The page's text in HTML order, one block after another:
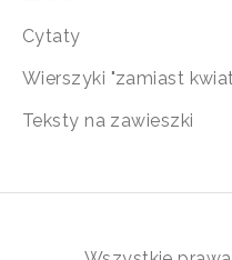
Cytaty
Wierszyki "zamiast
Teksty na zawieszki